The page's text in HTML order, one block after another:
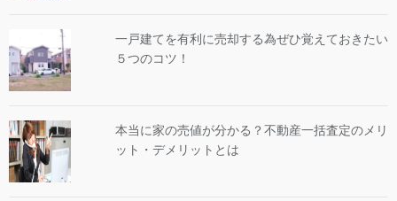
一戸建てを有利に売却する為ぜひ覚えておきたい
５つのコツ！
本当に家の売値が分かる？不動産一括査定のメリ
ット・デメリットとは